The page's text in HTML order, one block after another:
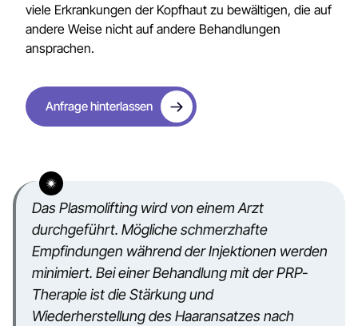
viele Erkrankungen der Kopfhaut zu bewältigen, die auf
andere Weise nicht auf andere Behandlungen
ansprachen.
Anfrage hinterlassen
Das Plasmolifting wird von einem Arzt
durchgeführt. Mögliche schmerzhafte
Empfindungen während der Injektionen werden
minimiert. Bei einerBehandlung mit der PRP-
Therapie ist die Stärkung und
Wiederherstellung des Haaransatzes nach